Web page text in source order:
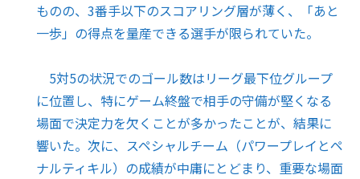
ものの、3番手以下のスコアリング層が薄く、「あと
一歩」の得点を量産できる選手が限られていた。
5対5の状況でのゴール数はリーグ最下位グループ
に位置し、特にゲーム終盤で相手の守備が堅くなる
場面で決定力を欠くことが多かったことが、結果に
響いた。次に、スペシャルチーム（パワープレイとペ
ナルティキル）の成績が中庸にとどまり、重要な場面